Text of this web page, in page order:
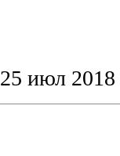
25 июл 2018